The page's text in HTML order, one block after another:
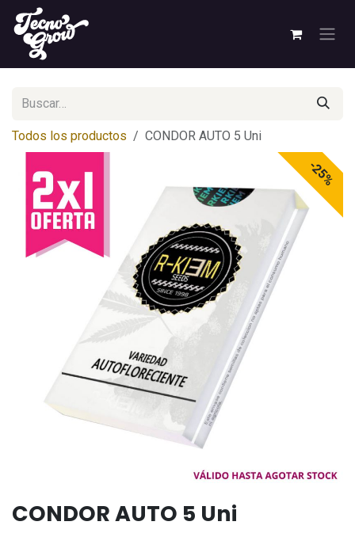
Ir al contenido
Todos los productos CONDOR AUTO 5 Uni
-25%
CONDOR AUTO 5 Uni